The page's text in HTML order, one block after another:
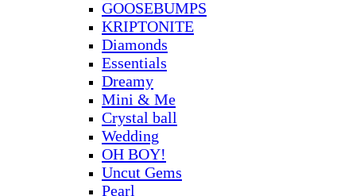
GOOSEBUMPS
KRIPTONITE
Diamonds
Essentials
Dreamy
Mini & Me
Crystal ball
Wedding
OH BOY!
Uncut Gems
Pearl